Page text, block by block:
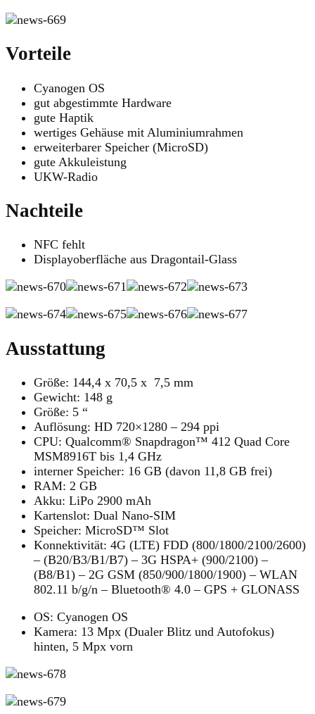
Vorteile
Cyanogen OS
gut abgestimmte Hardware
gute Haptik
wertiges Gehäuse mit Aluminiumrahmen
erweiterbarer Speicher (MicroSD)
gute Akkuleistung
UKW-Radio
Nachteile
NFC fehlt
Displayoberfläche aus Dragontail-Glass
Ausstattung
Größe: 144,4 x 70,5 x 7,5 mm
Gewicht: 148 g
Größe: 5 “
Auflösung: HD 720×1280 – 294 ppi
CPU: Qualcomm® Snapdragon™ 412 Quad Core
MSM8916T bis 1,4 GHz
interner Speicher: 16 GB (davon 11,8 GB frei)
RAM: 2 GB
Akku: LiPo 2900 mAh
Kartenslot: Dual Nano-SIM
Speicher: MicroSD™ Slot
Konnektivität: 4G (LTE) FDD (800/1800/2100/2600)
– (B20/B3/B1/B7) – 3G HSPA+ (900/2100) –
(B8/B1) – 2G GSM (850/900/1800/1900) – WLAN
802.11 b/g/n – Bluetooth® 4.0 – GPS + GLONASS
OS: Cyanogen OS
Kamera: 13 Mpx (Dualer Blitz und Autofokus)
hinten, 5 Mpx vorn